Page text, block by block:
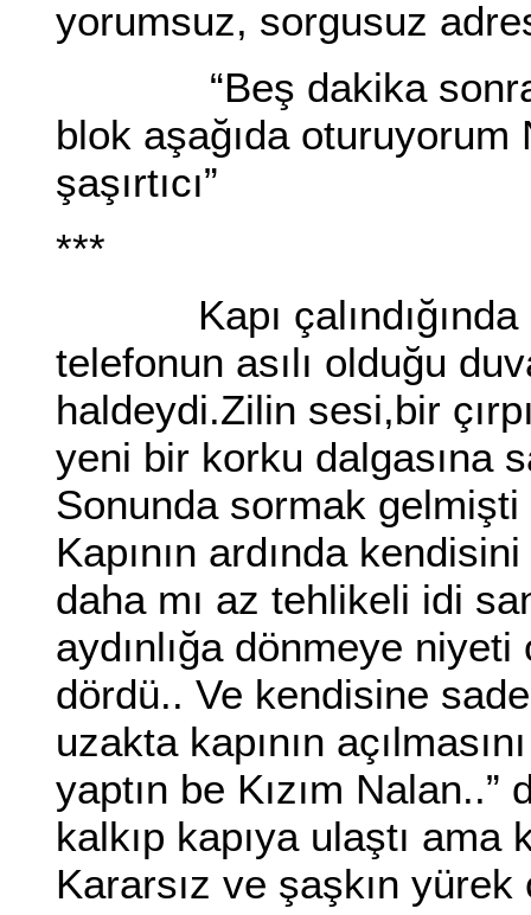
yorumsuz, sorgusuz
“Beş dakika sonra
blok aşağıda oturuyorum
şaşırtıcı”
***
Kapı çalındığında
telefonun asılı olduğu
haldeydi.Zilin sesi,bir
yeni bir korku dalgasına
Sonunda sormak gelmişti
Kapının ardında
daha mı az tehlikeli idi
aydınlığa dönmeye niyeti
dördü.. Ve kendisine
uzakta kapının
yaptın be Kızım
kalkıp kapıya ulaştı ama
Kararsız ve şaşkın yürek